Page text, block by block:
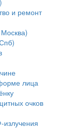
и ремонт
лица
очков
излучения